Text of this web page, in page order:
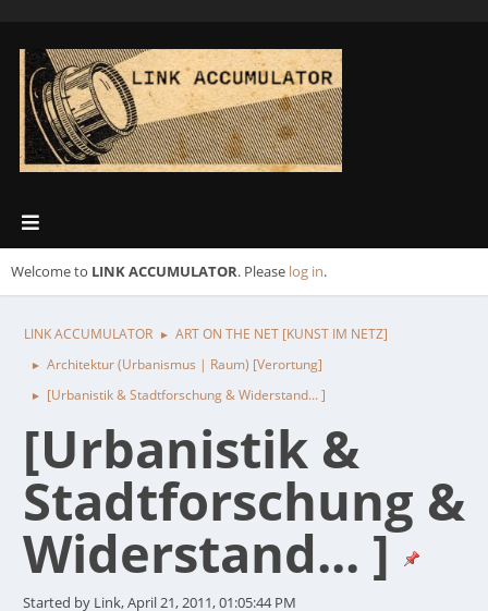
Welcome to LINK ACCUMULATOR. Please log in.
LINK ACCUMULATOR ► ART ON THE NET [KUNST IM NETZ]
► Architektur (Urbanismus | Raum) [Verortung]
► [Urbanistik & Stadtforschung & Widerstand... ]
[Urbanistik &
Stadtforschung &
Widerstand... ]
Started by Link, April 21, 2011, 01:05:44 PM